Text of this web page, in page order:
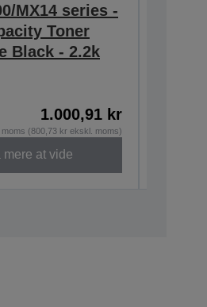
MX14 series -
Toner
Black - 2.2k
1.000,91 kr
moms (800,73 kr ekskl. moms)
mere at vide